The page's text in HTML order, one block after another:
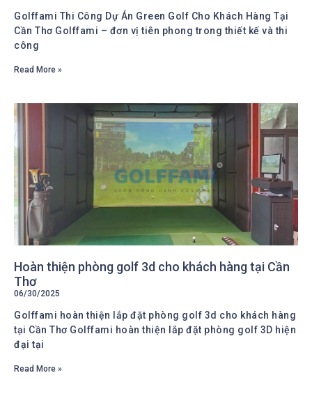
Golffami Thi Công Dự Án Green Golf Cho Khách Hàng Tại
Cần Thơ Golffami – đơn vị tiên phong trong thiết kế và thi
công
Read More »
Hoàn thiện phòng golf 3d cho khách hàng tại Cần
Thơ
06/30/2025
Golffami hoàn thiện lắp đặt phòng golf 3d cho khách hàng
tại Cần Thơ Golffami hoàn thiện lắp đặt phòng golf 3D hiện
đại tại
Read More »